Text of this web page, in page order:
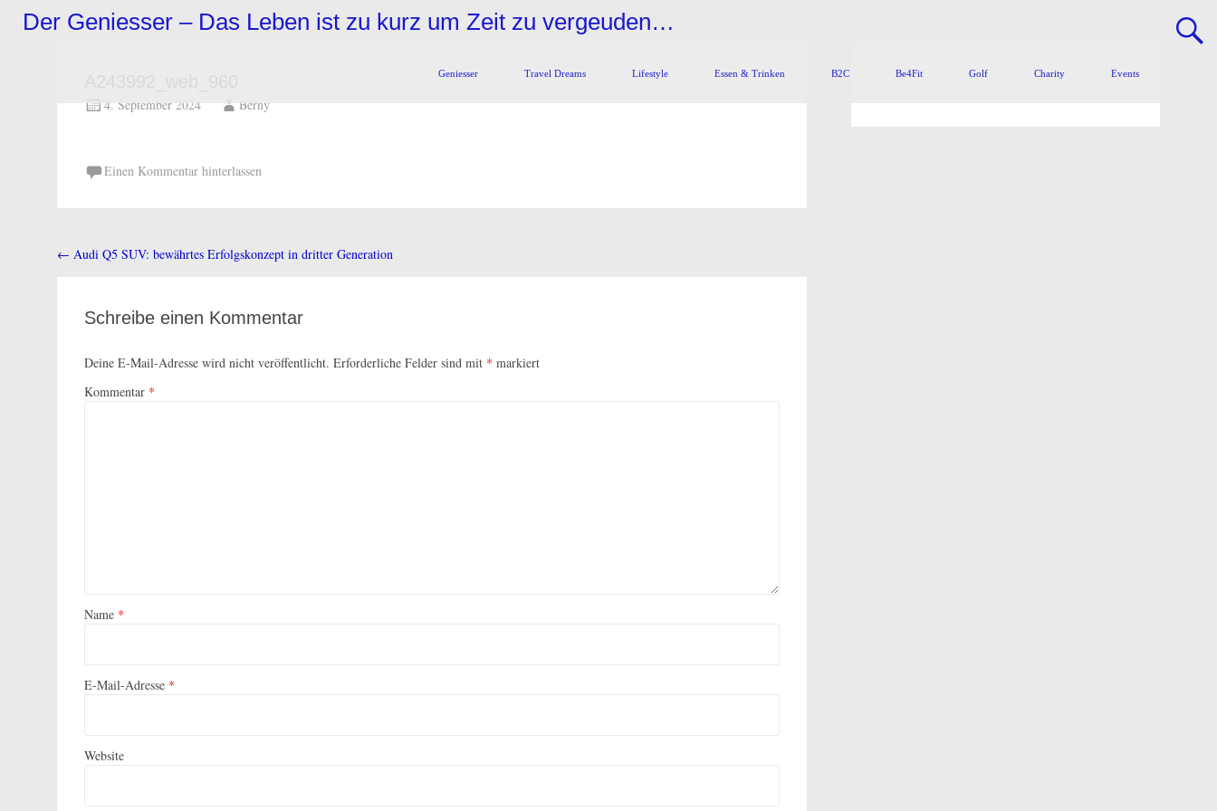
InhaltDer Geniesser – Das Leben ist zu kurz um Zeit zu vergeuden…
Geniesser Travel Dreams Lifestyle Essen & Trinken B2C Be4Fit Golf Charity Events
4. September 2024 Berny
Einen Kommentar hinterlassen
Beitragsnavigation
← Audi Q5 SUV: bewährtes Erfolgskonzept in dritter Generation
Schreibe einen Kommentar
Deine E-Mail-Adresse wird nicht veröffentlicht. Erforderliche Felder sind mit * markiert
Kommentar *
Name *
E-Mail-Adresse *
Website